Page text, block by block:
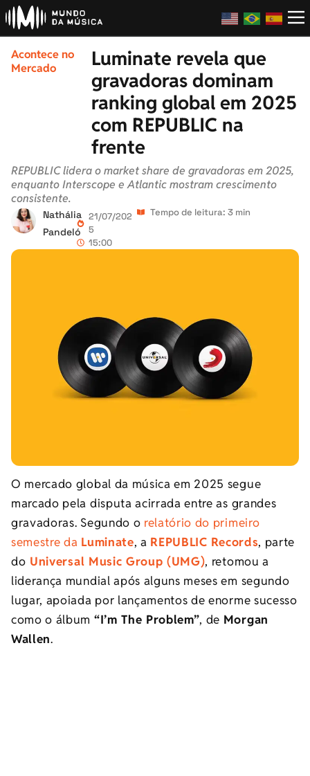
Acontece no
Mercado
Luminate revela que
gravadoras dominam
ranking global em 2025
com REPUBLIC na
frente
REPUBLIC lidera o market share de gravadoras em 2025,
enquanto Interscope e Atlantic mostram crescimento
consistente.
Nathália
Pandeló
21/07/202
5
15:00
Tempo de leitura: 3 min
O mercado global da música em 2025 segue
marcado pela disputa acirrada entre as grandes
gravadoras. Segundo o relatório do primeiro
semestre da Luminate, a REPUBLIC Records, parte
do Universal Music Group (UMG), retomou a
liderança mundial após alguns meses em segundo
lugar, apoiada por lançamentos de enorme sucesso
como o álbum “I’m The Problem”, de Morgan
Wallen.